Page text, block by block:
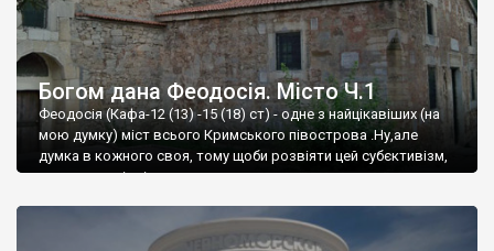
Богом дана Феодосія. Місто Ч.1
Феодосія (Кафа-12 (13) -15 (18) ст) - одне з найцікавіших (на
мою думку) міст всього Кримського півострова .Ну,але
думка в кожного своя, тому щоби розвіяти цей субєктивізм,
запрошую відвідати це